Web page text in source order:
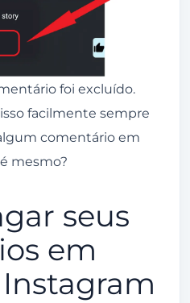
foi excluído.
facilmente sempre
comentário em
mesmo?
seus
em